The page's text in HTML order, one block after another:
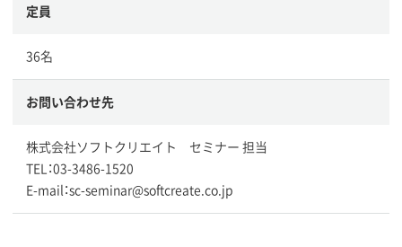
定員
36名
お問い合わせ先
株式会社ソフトクリエイト セミナー 担当
TEL：03-3486-1520
E-mail：sc-seminar@softcreate.co.jp